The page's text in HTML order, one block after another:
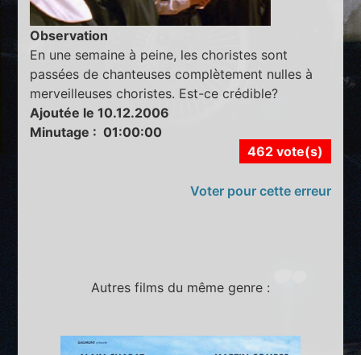
Observation
En une semaine à peine, les choristes sont
passées de chanteuses complètement nulles à
merveilleuses choristes. Est-ce crédible?
Ajoutée le 10.12.2006
Minutage : 01:00:00
462 vote(s)
Voter pour cette erreur
Autres films du même genre :